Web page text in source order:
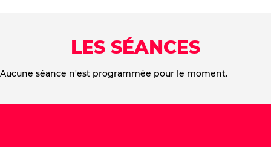
LES SÉANCES
Aucune séance n'est programmée pour le moment.